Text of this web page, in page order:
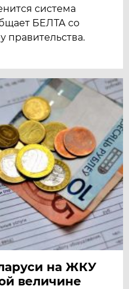
система
БЕЛТА со
правительства.
на ЖКУ
величине